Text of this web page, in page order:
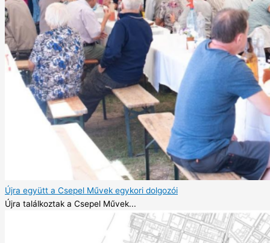
Újra együtt a Csepel Művek egykori dolgozói
Újra találkoztak a Csepel Művek...